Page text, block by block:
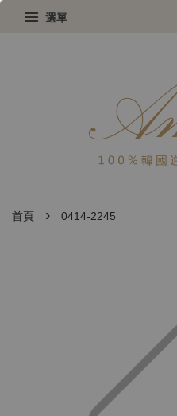
選單
首頁 › 0414-2245